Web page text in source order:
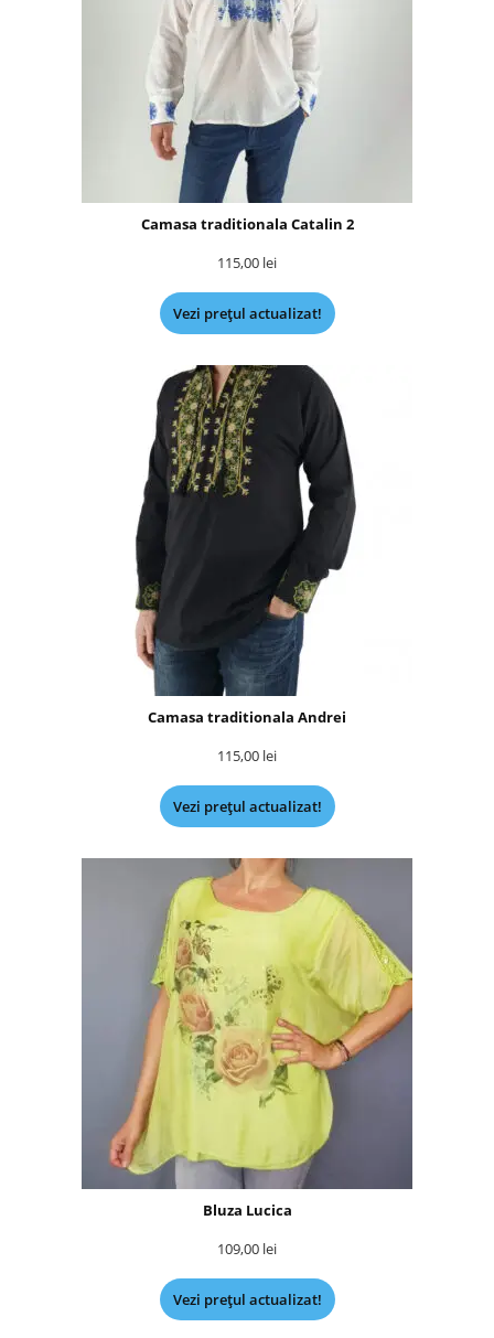
Camasa traditionala Catalin 2
115,00 lei
Vezi prețul actualizat!
Camasa traditionala Andrei
115,00 lei
Vezi prețul actualizat!
Bluza Lucica
109,00 lei
Vezi prețul actualizat!